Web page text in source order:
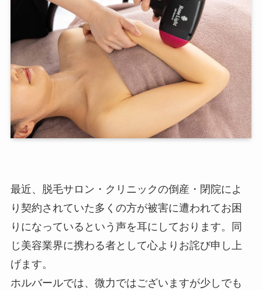
最近、脱毛サロン・クリニックの倒産・閉院によ
り契約されていた多くの方が被害に遭われてお困
りになっているという声を耳にしております。同
じ美容業界に携わる者として心よりお詫び申し上
げます。
ホルバールでは、微力ではございますが少しでも